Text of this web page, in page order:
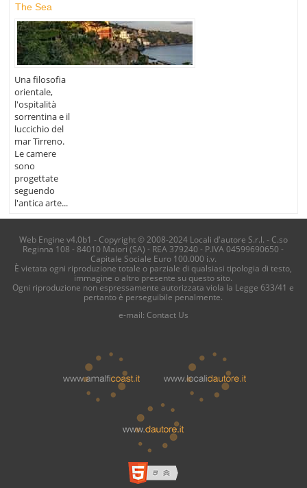
The Sea
Una filosofia
orientale,
l'ospitalità
sorrentina e il
luccichio del
mar Tirreno.
Le camere
sono
progettate
seguendo
l'antica arte...
Web Engine v4.0b1 - Copyright © 2008-2024 Locali d'autore S.r.l. - C.so
Reginna 108 - 84010 Maiori (SA) - REA 379240 - P.IVA 04599690650 -
Capitale Sociale Euro 100.000 i.v.
È vietata ogni riproduzione totale o parziale di qualsiasi tipologia di testo,
immagine o altro presente su questo sito.
Ogni riproduzione non espressamente autorizzata viola la Legge 633/41 e
pertanto è perseguibile penalmente.
e-mail: Contact Us